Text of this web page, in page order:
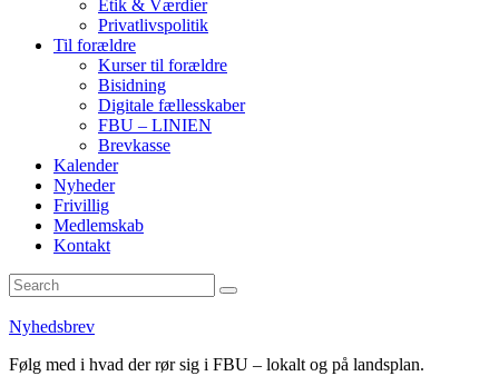
Etik & Værdier
Privatlivspolitik
Til forældre
Kurser til forældre
Bisidning
Digitale fællesskaber
FBU – LINIEN
Brevkasse
Kalender
Nyheder
Frivillig
Medlemskab
Kontakt
Nyhedsbrev
Følg med i hvad der rør sig i FBU – lokalt og på landsplan.